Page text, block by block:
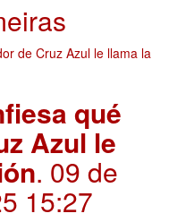
qué
Azul le
. 09 de
15:27